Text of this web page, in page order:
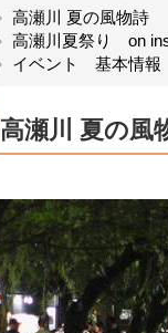
高瀬川 夏の風物詩
高瀬川夏祭り on
イベント 基本情報
高瀬川 夏の風